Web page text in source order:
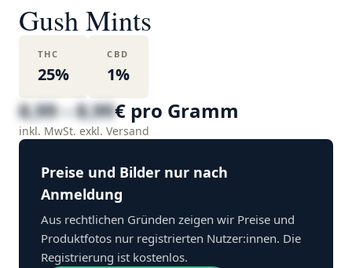
Gush Mints
THC
25%
CBD
1%
8,99 – 8,99€ pro Gramm
inkl. MwSt. exkl. Versand
Preise und Bilder nur nach
Anmeldung
Aus rechtlichen Gründen zeigen wir Preise und
Produktfotos nur registrierten Nutzer:innen. Die
Registrierung ist kostenlos.